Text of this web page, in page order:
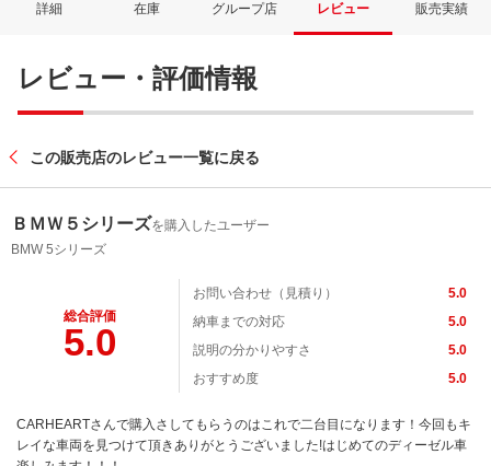
詳細 在庫 グループ店 レビュー 販売実績
レビュー・評価情報
この販売店のレビュー一覧に戻る
ＢＭＷ５シリーズを購入したユーザー
BMW 5シリーズ
総合評価
5.0
お問い合わせ（見積り）
5.0
納車までの対応
5.0
説明の分かりやすさ
5.0
おすすめ度
5.0
CARHEARTさんで購入さしてもらうのはこれで二台目になります！今回もキ
レイな車両を見つけて頂きありがとうございました!はじめてのディーゼル車